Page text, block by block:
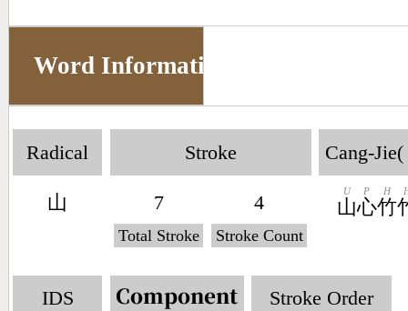
Word Information
Radical
山
Stroke
7
Total Stroke
4
Stroke Count
Cang-Jie(
山
U
心
P
竹
H
IDS Component Stroke Order